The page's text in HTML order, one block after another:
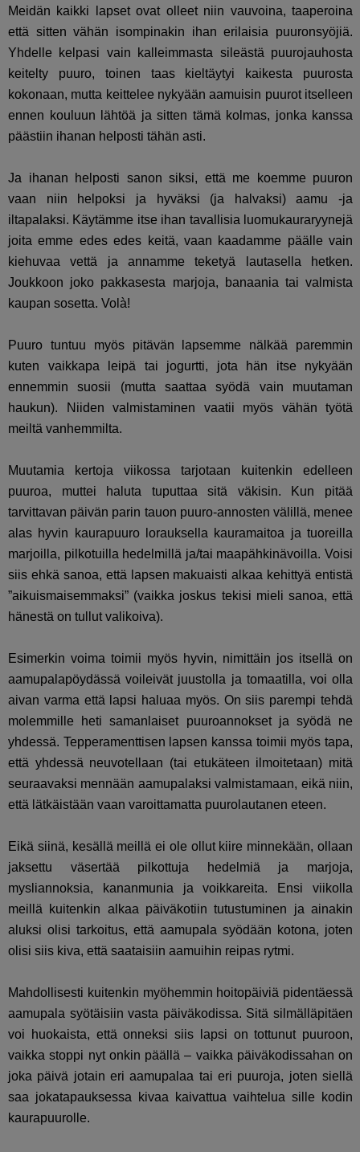
Meidän kaikki lapset ovat olleet niin vauvoina, taaperoina
että sitten vähän isompinakin ihan erilaisia puuronsyöjiä.
Yhdelle kelpasi vain kalleimmasta sileästä puurojauhosta
keitelty puuro, toinen taas kieltäytyi kaikesta puurosta
kokonaan, mutta keittelee nykyään aamuisin puurot itselleen
ennen kouluun lähtöä ja sitten tämä kolmas, jonka kanssa
päästiin ihanan helposti tähän asti.
Ja ihanan helposti sanon siksi, että me koemme puuron
vaan niin helpoksi ja hyväksi (ja halvaksi) aamu -ja
iltapalaksi. Käytämme itse ihan tavallisia luomukauraryynejä
joita emme edes edes keitä, vaan kaadamme päälle vain
kiehuvaa vettä ja annamme teketyä lautasella hetken.
Joukkoon joko pakkasesta marjoja, banaania tai valmista
kaupan sosetta. Volà!
Puuro tuntuu myös pitävän lapsemme nälkää paremmin
kuten vaikkapa leipä tai jogurtti, jota hän itse nykyään
ennemmin suosii (mutta saattaa syödä vain muutaman
haukun). Niiden valmistaminen vaatii myös vähän työtä
meiltä vanhemmilta.
Muutamia kertoja viikossa tarjotaan kuitenkin edelleen
puuroa, muttei haluta tuputtaa sitä väkisin. Kun pitää
tarvittavan päivän parin tauon puuro-annosten välillä, menee
alas hyvin kaurapuuro lorauksella kauramaitoa ja tuoreilla
marjoilla, pilkotuilla hedelmillä ja/tai maapähkinävoilla. Voisi
siis ehkä sanoa, että lapsen makuaisti alkaa kehittyä entistä
”aikuismaisemmaksi” (vaikka joskus tekisi mieli sanoa, että
hänestä on tullut valikoiva).
Esimerkin voima toimii myös hyvin, nimittäin jos itsellä on
aamupalapöydässä voileivät juustolla ja tomaatilla, voi olla
aivan varma että lapsi haluaa myös. On siis parempi tehdä
molemmille heti samanlaiset puuroannokset ja syödä ne
yhdessä. Tepperamenttisen lapsen kanssa toimii myös tapa,
että yhdessä neuvotellaan (tai etukäteen ilmoitetaan) mitä
seuraavaksi mennään aamupalaksi valmistamaan, eikä niin,
että lätkäistään vaan varoittamatta puurolautanen eteen.
Eikä siinä, kesällä meillä ei ole ollut kiire minnekään, ollaan
jaksettu väsertää pilkottuja hedelmiä ja marjoja,
mysliannoksia, kananmunia ja voikkareita. Ensi viikolla
meillä kuitenkin alkaa päiväkotiin tutustuminen ja ainakin
aluksi olisi tarkoitus, että aamupala syödään kotona, joten
olisi siis kiva, että saataisiin aamuihin reipas rytmi.
Mahdollisesti kuitenkin myöhemmin hoitopäiviä pidentäessä
aamupala syötäisiin vasta päiväkodissa. Sitä silmälläpitäen
voi huokaista, että onneksi siis lapsi on tottunut puuroon,
vaikka stoppi nyt onkin päällä – vaikka päiväkodissahan on
joka päivä jotain eri aamupalaa tai eri puuroja, joten siellä
saa jokatapauksessa kivaa kaivattua vaihtelua sille kodin
kaurapuurolle.